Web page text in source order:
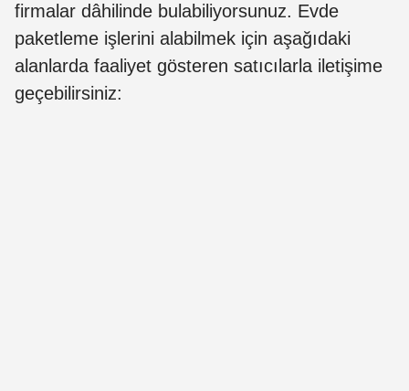
firmalar dâhilinde bulabiliyorsunuz. Evde
paketleme işlerini alabilmek için aşağıdaki
alanlarda faaliyet gösteren satıcılarla iletişime
geçebilirsiniz: